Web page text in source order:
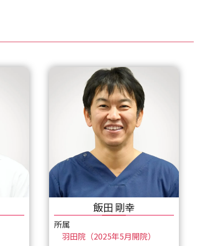
飯田 剛幸
所属
羽田院（2025年5月開院）